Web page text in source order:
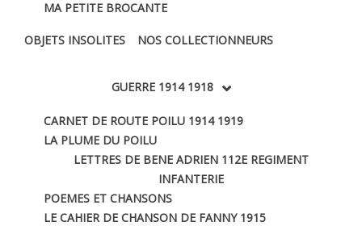
MA PETITE BROCANTE
OBJETS INSOLITES NOS COLLECTIONNEURS
GUERRE 1914 1918
CARNET DE ROUTE POILU 1914 1919
LA PLUME DU POILU
LETTRES DE BENE ADRIEN 112E REGIMENT
INFANTERIE
POEMES ET CHANSONS
LE CAHIER DE CHANSON DE FANNY 1915